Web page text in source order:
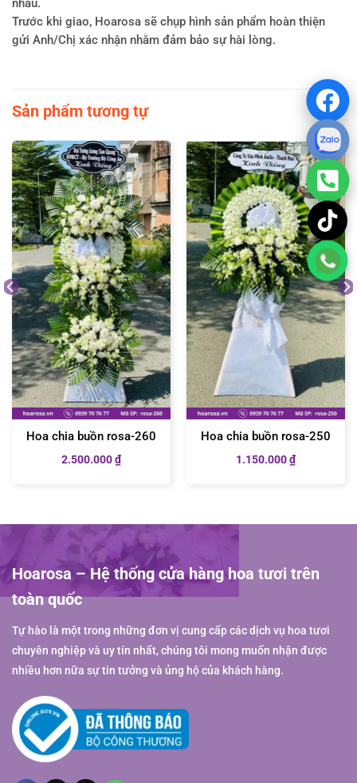
nhau.
Trước khi giao, Hoarosa sẽ chụp hình sản phẩm hoàn thiện
gửi Anh/Chị xác nhận nhằm đảm bảo sự hài lòng.
Sản phẩm tương tự
Hoa chia buồn rosa-260
2.500.000₫
Hoa chia buồn rosa-250
1.150.000₫
Hoarosa – Hệ thống cửa hàng hoa tươi trên
toàn quốc
Tự hào là một trong những đơn vị cung cấp các dịch vụ hoa tươi
chuyên nghiệp và uy tín nhất, chúng tôi mong muốn nhận được
nhiều hơn nữa sự tin tưởng và ủng hộ của khách hàng.